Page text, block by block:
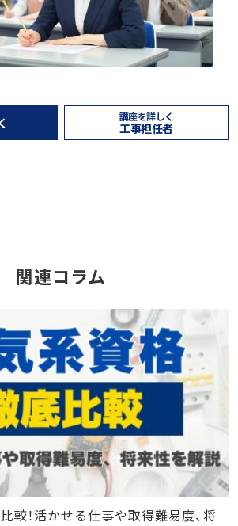
講座を詳しく
工事担任者
関連コラム
較！活かせる仕事や取得難易度、将